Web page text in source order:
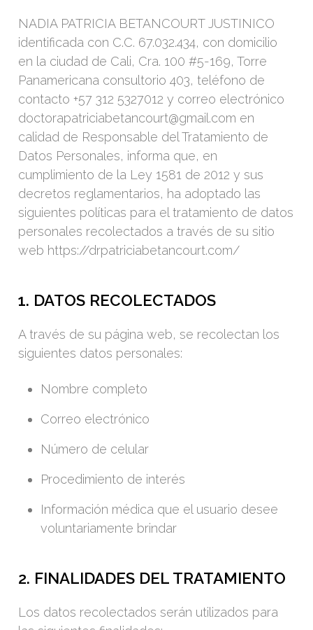
NADIA PATRICIA BETANCOURT JUSTINICO
identificada con C.C. 67.032.434, con domicilio
en la ciudad de Cali, Cra. 100 #5-169, Torre
Panamericana consultorio 403, teléfono de
contacto +57 312 5327012 y correo electrónico
doctorapatriciabetancourt@gmail.com en
calidad de Responsable del Tratamiento de
Datos Personales, informa que, en
cumplimiento de la Ley 1581 de 2012 y sus
decretos reglamentarios, ha adoptado las
siguientes políticas para el tratamiento de datos
personales recolectados a través de su sitio
web https://drpatriciabetancourt.com/
1. DATOS RECOLECTADOS
A través de su página web, se recolectan los
siguientes datos personales:
Nombre completo
Correo electrónico
Número de celular
Procedimiento de interés
Información médica que el usuario desee
voluntariamente brindar
2. FINALIDADES DEL TRATAMIENTO
Los datos recolectados serán utilizados para